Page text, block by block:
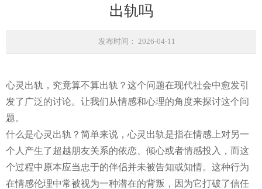
出轨吗
发布时间： 2026-04-11
心灵出轨，究竟算不算出轨？这个问题在现代社会中愈发引
发了广泛的讨论。让我们从情感和心理的角度来探讨这个问
题。
什么是心灵出轨？简单来说，心灵出轨是指在情感上对另一
个人产生了超越朋友关系的依恋、倾心或者情感投入，而这
个过程中原本应当忠于的伴侣并未被告知或知情。这种行为
在情感伦理中常被视为一种潜在的背叛，因为它打破了信任